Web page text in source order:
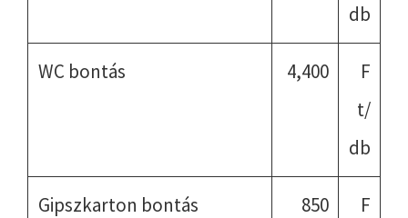
db
WC bontás 4,400
F
t/
db
Gipszkarton bontás 850
F